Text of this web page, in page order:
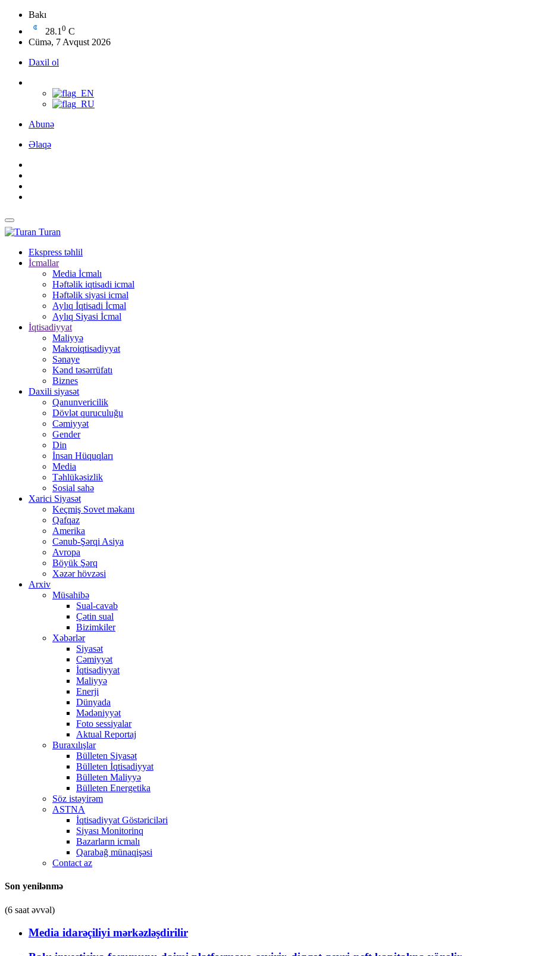
Bakı
28.1 0 C
Cümə, 7 Avqust 2026
Daxil ol
Abunə
Əlaqə
Turan
Ekspress təhlil
İcmallar
Media İcmalı
Həftəlik iqtisadi icmal
Həftəlik siyasi icmal
Aylıq İqtisadi İcmal
Aylıq Siyasi İcmal
İqtisadiyyat
Maliyyə
Makroiqtisadiyyat
Sənaye
Kənd təsərrüfatı
Biznes
Daxili siyasət
Qanunvericilik
Dövlət quruculuğu
Cəmiyyət
Gender
Din
İnsan Hüquqları
Media
Təhlükəsizlik
Sosial sahə
Xarici Siyasət
Keçmiş Sovet məkanı
Qafqaz
Amerika
Cənub-Şərqi Asiya
Avropa
Böyük Şərq
Xəzər hövzəsi
Arxiv
Müsahibə
Sual-cavab
Çətin sual
Bizimkiler
Xəbərlər
Siyasət
Cəmiyyət
İqtisadiyyat
Maliyyə
Enerji
Dünyada
Mədəniyyət
Foto sessiyalar
Aktual Reportaj
Buraxılışlar
Bülleten Siyasət
Bülleten İqtisadiyyat
Bülleten Maliyyə
Bülleten Energetika
Söz istəyirəm
ASTNA
İqtisadiyyat Göstəriciləri
Siyası Monitorinq
Bazarların icmalı
Qarabağ münaqişəsi
Contact az
Son yenilənmə
(6 saat əvvəl)
Media idarəçiliyi mərkəzləşdirilir